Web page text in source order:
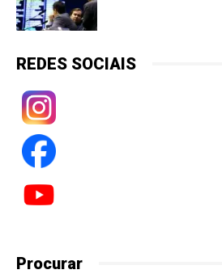
REDES SOCIAIS
Procurar